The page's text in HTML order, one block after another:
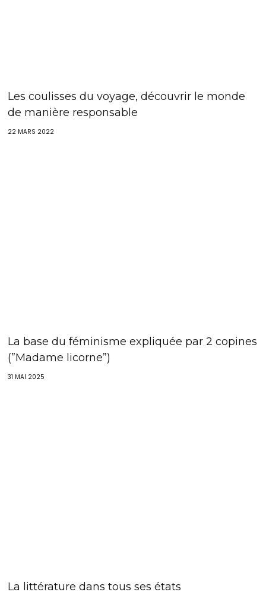
Les coulisses du voyage, découvrir le monde
de manière responsable
22 MARS 2022
La base du féminisme expliquée par 2 copines
(”Madame licorne”)
31 MAI 2025
La littérature dans tous ses états